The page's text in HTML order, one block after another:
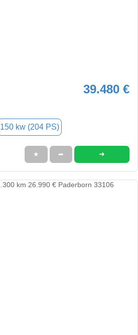
39.480 €
150 kw (204 PS)
★ ➦ ➜